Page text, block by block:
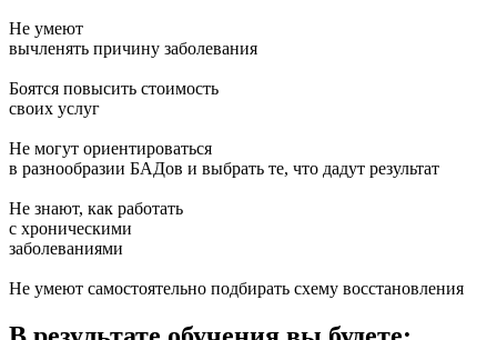
Не умеют
вычленять причину заболевания
Боятся повысить стоимость
своих услуг
Не могут ориентироваться
в разнообразии БАДов и выбрать те, что дадут результат
Не знают, как работать
с хроническими
заболеваниями
Не умеют самостоятельно подбирать схему восстановления